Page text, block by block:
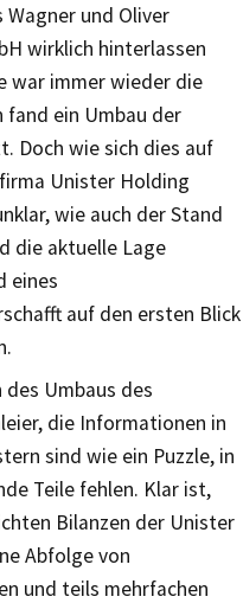
und Oliver
wirklich hinterlassen
war immer wieder die
fand ein Umbau der
Doch wie sich dies auf
Unister Holding
wie auch der Stand
die aktuelle Lage
eines
auf den ersten Blick
Umbaus des
die Informationen in
sind wie ein Puzzle, in
Teile fehlen. Klar ist,
Bilanzen der Unister
Abfolge von
und teils mehrfachen